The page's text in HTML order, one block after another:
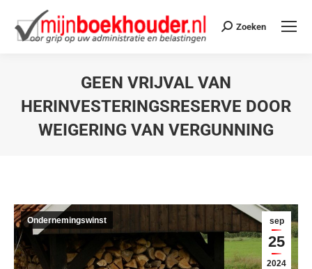
Zoeken
GEEN VRIJVAL VAN
HERINVESTERINGSRESERVE DOOR
WEIGERING VAN VERGUNNING
sep
25
2024
Ondernemingswinst